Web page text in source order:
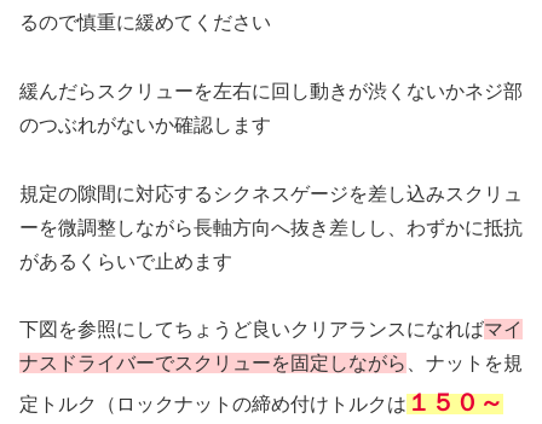
るので慎重に緩めてください
緩んだらスクリューを左右に回し動きが渋くないかネジ部
のつぶれがないか確認します
規定の隙間に対応するシクネスゲージを差し込みスクリュ
ーを微調整しながら長軸方向へ抜き差しし、わずかに抵抗
があるくらいで止めます
下図を参照にしてちょうど良いクリアランスになればマイ
ナス ドライバーでスクリューを固定しながら
、ナットを規
定トルク（ロックナットの締め付けトルクは１５０～